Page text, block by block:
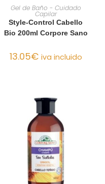
AÑADIR AL CARRITO
Gel de Baño - Cuidado
Capilar
Style-Control Cabello
Bio 200ml Corpore Sano
13.05€ iva incluido